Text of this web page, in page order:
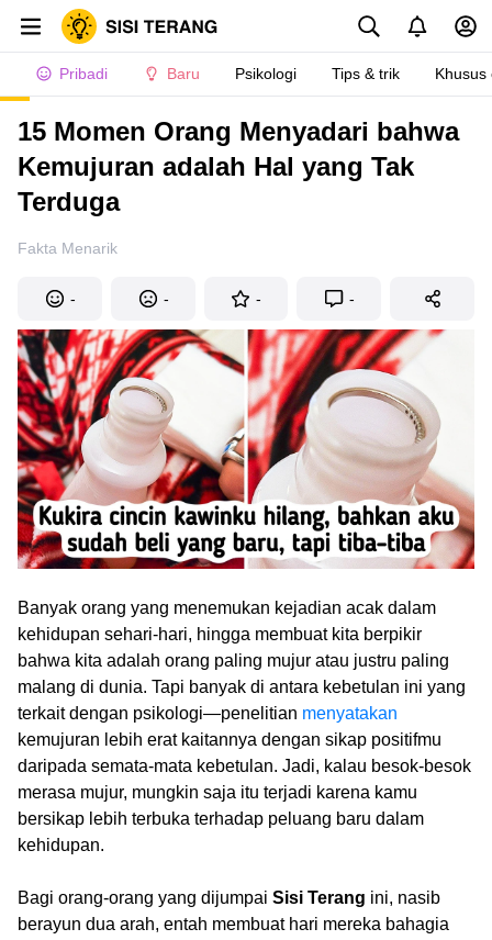
Pribadi Baru Psikologi Tips & trik Khusus
15 Momen Orang Menyadari bahwa
Kemujuran adalah Hal yang Tak
Terduga
Fakta Menarik
- - - -
Banyak orang yang menemukan kejadian acak dalam
kehidupan sehari-hari, hingga membuat kita berpikir
bahwa kita adalah orang paling mujur atau justru paling
malang di dunia. Tapi banyak di antara kebetulan ini yang
terkait dengan psikologi—penelitian menyatakan
kemujuran lebih erat kaitannya dengan sikap positifmu
daripada semata-mata kebetulan. Jadi, kalau besok-besok
merasa mujur, mungkin saja itu terjadi karena kamu
bersikap lebih terbuka terhadap peluang baru dalam
kehidupan.
Bagi orang-orang yang dijumpai Sisi Terang ini, nasib
berayun dua arah, entah membuat hari mereka bahagia